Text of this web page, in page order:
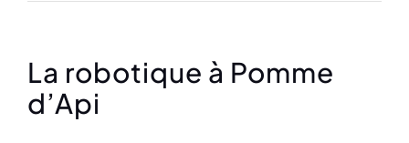
La robotique à Pomme
d’Api